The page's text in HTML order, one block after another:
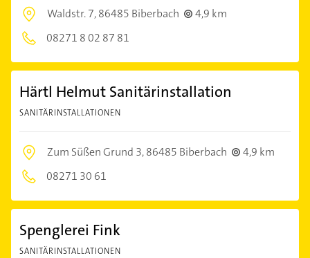
Waldstr. 7,86485 Biberbach
4,9 km
08271 8 02 87 81
Härtl Helmut Sanitärinstallation
SANITÄRINSTALLATIONEN
Zum Süßen Grund 3,86485 Biberbach
4,9 km
08271 30 61
Spenglerei Fink
SANITÄRINSTALLATIONEN